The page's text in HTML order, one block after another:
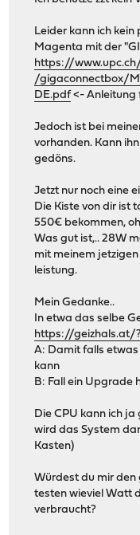
Leider kann ich
Magenta mit der
https://
/gigaconnectbox/
DE.pdf <- Anleitung
Jedoch ist bei
vorhanden. Kann
gedöns.
Jetzt nur noch eine
Die Kiste von dir ist
550€ bekommen,
Was gut ist,.. 28W
mit meinem
leistung.
Mein Gedanke..
In etwa das selbe
https://geizhals.at/
A: Damit falls
kann
B: Fall ein Upgrade
Die CPU kann ich
wird das System
Kasten)
Würdest du mir den
testen wieviel Watt
verbraucht?